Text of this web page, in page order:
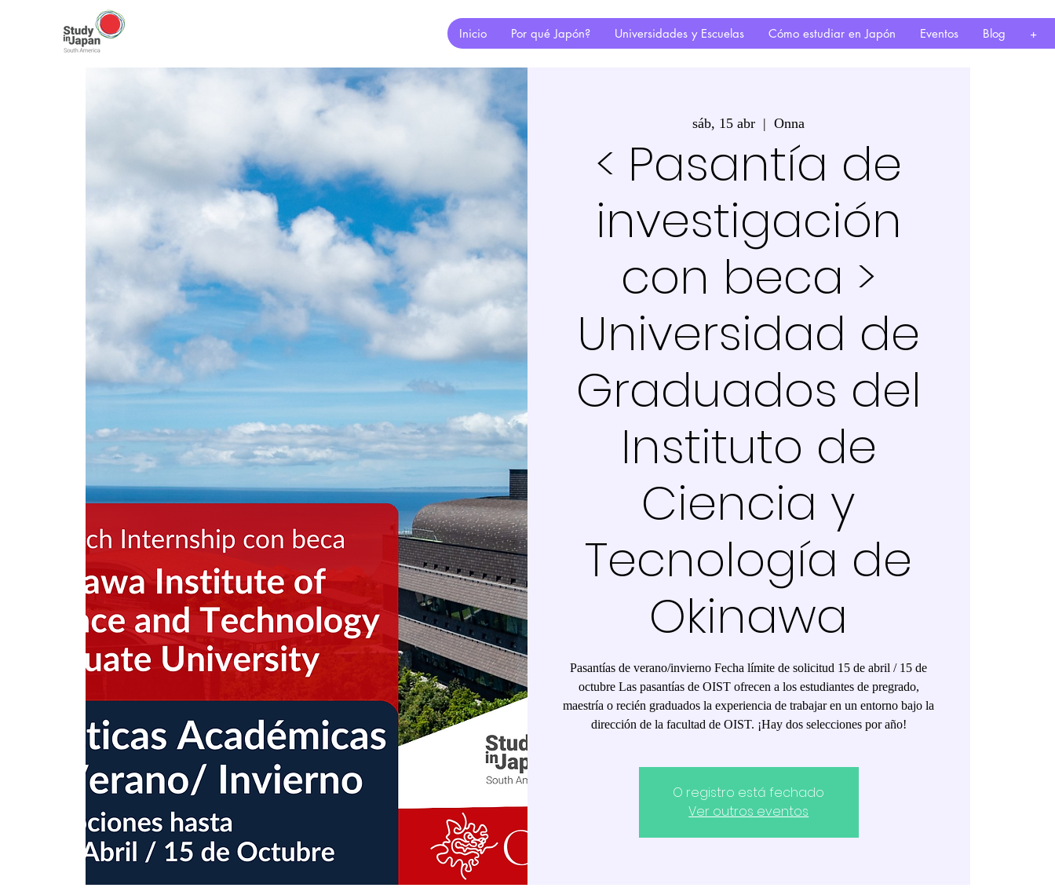
Inicio Por qué Japón? Universidades y Escuelas Cómo estudiar en Japón Eventos Blog +
sáb, 15 abr
  |
Onna
< Pasantía de
investigación
con beca >
Universidad de
Graduados del
Instituto de
Ciencia y
Tecnología de
Okinawa
Pasantías de verano/invierno Fecha límite de solicitud 15 de abril / 15 de
octubre Las pasantías de OIST ofrecen a los estudiantes de pregrado,
maestría o recién graduados la experiencia de trabajar en un entorno bajo la
dirección de la facultad de OIST. ¡Hay dos selecciones por año!
O registro está fechado
Ver outros eventos